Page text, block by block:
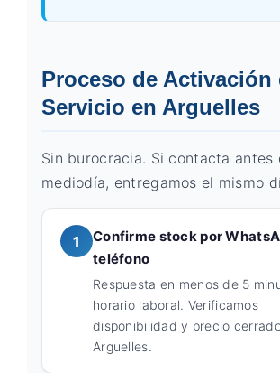
Proceso de Activación
Servicio en Arguelles
Sin burocracia. Si contacta antes
mediodía, entregamos el mismo
1
Confirme stock por
teléfono
Respuesta en menos de 5
horario laboral. Verificamos
disponibilidad y precio
Arguelles.